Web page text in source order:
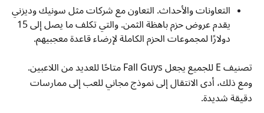
التعاونات والأحداث. التعاون مع شركات مثل سونيك وديزني
يقدم عروض حزم باهظة الثمن. والتي تكلف ما يصل إلى 15
دولارًا لمجموعات الحزم الكاملة لإرضاء قاعدة معجبيهم.
تصنيف E للجميع يجعل Fall Guys متاحًا للعديد من اللاعبين.
ومع ذلك، أدى الانتقال إلى نموذج مجاني للعب إلى ممارسات
دقيقة شديدة.